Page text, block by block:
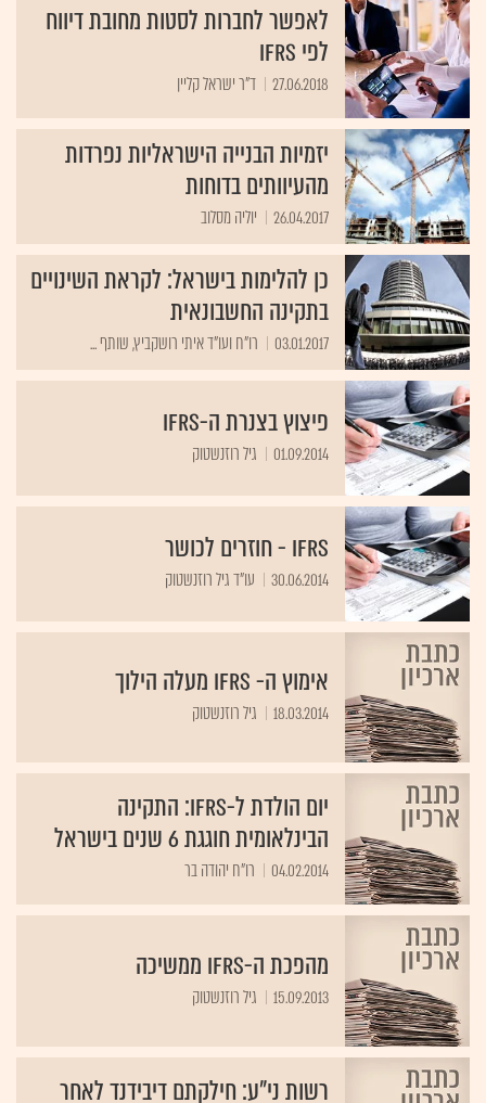
לאפשר לחברות לסטות מחובת דיווח
לפי IFRS
27.06.2018 ד"ר ישראל קליין
יזמיות הבנייה הישראליות נפרדות
מהעיוותים בדוחות
26.04.2017 יוליה מסלוב
כן להלימות בישראל: לקראת השינויים
בתקינה החשבונאית
03.01.2017 רו"ח ועו"ד איתי רושקביץ, שותף ...
פיצוץ בצנרת ה-IFRS
01.09.2014 גיל רוזנשטוק
IFRS - חוזרים לכושר
30.06.2014 עו"ד גיל רוזנשטוק
אימוץ ה- IFRS מעלה הילוך
18.03.2014 גיל רוזנשטוק
יום הולדת ל-IFRS: התקינה
הבינלאומית חוגגת 6 שנים בישראל
04.02.2014 רו"ח יהודה בר
מהפכת ה-IFRS ממשיכה
15.09.2013 גיל רוזנשטוק
רשות ני"ע: חילקתם דיבידנד לאחר